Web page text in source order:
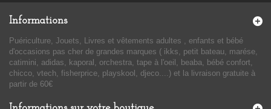
Informations
Puériculture, Jouets, Livres et vêtements adultes , enfants et bébé
d'occasions pas cher de grandes marques ( ikks, petit bateau, marése,
catimini, adidas, kaporal, orchestra, tape à l'oeil, beaba, bébé confort,
chicco, vtech, fisherprice, playskool, djeco....) et la livraison gratuite à
partir de 60€